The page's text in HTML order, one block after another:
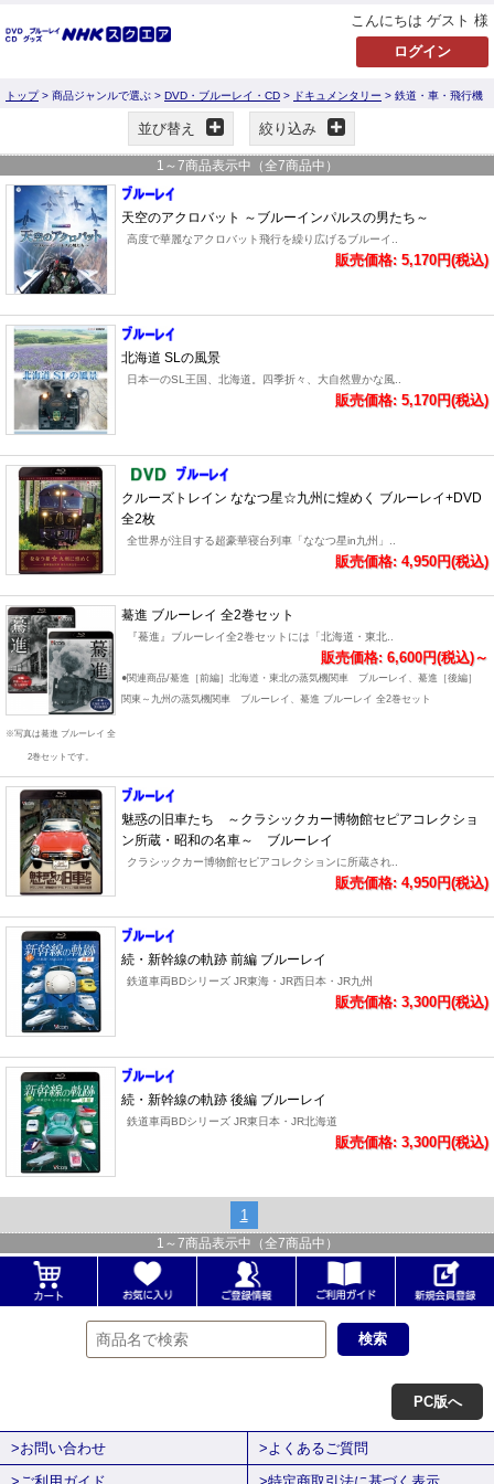
こんにちは ゲスト 様
トップ> 商品ジャンルで選ぶ > DVD・ブルーレイ・CD > ドキュメンタリー > 鉄道・車・飛行機
並び替え 絞り込み
1 ～ 7商品表示中（全7商品中）
天空のアクロバット ～ブルーインパルスの男たち～
高度で華麗なアクロバット飛行を繰り広げるブルーイ..
販売価格: 5,170円(税込)
北海道 SLの風景
日本一のSL王国、北海道。四季折々、大自然豊かな風..
販売価格: 5,170円(税込)
クルーズトレイン ななつ星☆九州に煌めく ブルーレイ+DVD
全2枚
全世界が注目する超豪華寝台列車「ななつ星in九州」..
販売価格: 4,950円(税込)
※写真は驀進 ブルーレイ 全
2巻セットです。
驀進 ブルーレイ 全2巻セット
『驀進』ブルーレイ全2巻セットには「北海道・東北..
販売価格: 6,600円(税込)～
●関連商品/驀進［前編］北海道・東北の蒸気機関車 ブルーレイ、驀進［後編］
関東～九州の蒸気機関車 ブルーレイ、驀進 ブルーレイ 全2巻セット
魅惑の旧車たち ～クラシックカー博物館セピアコレクショ
ン所蔵・昭和の名車～ ブルーレイ
クラシックカー博物館セピアコレクションに所蔵され..
販売価格: 4,950円(税込)
続・新幹線の軌跡 前編 ブルーレイ
鉄道車両BDシリーズ JR東海・JR西日本・JR九州
販売価格: 3,300円(税込)
続・新幹線の軌跡 後編 ブルーレイ
鉄道車両BDシリーズ JR東日本・JR北海道
販売価格: 3,300円(税込)
1
1 ～ 7商品表示中（全7商品中）
PC版へ
>お問い合わせ
>よくあるご質問